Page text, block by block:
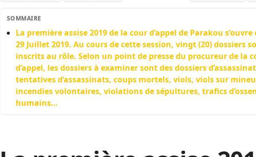
SOMMAIRE
La première assise 2019 de la cour d’appel de Parakou
29 Juillet 2019. Au cours de cette session, vingt (20) dossiers
inscrits au rôle. Selon un point de presse du procureur de la
d’appel, les dossiers à examiner sont des dossiers
tentatives d’assassinats, coups mortels, viols, viols sur
incendies volontaires, violations de sépultures, trafics
humains…